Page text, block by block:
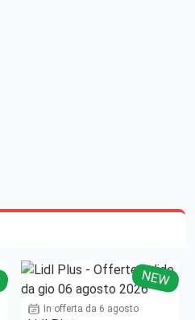
NEW
In offerta da 6 agosto